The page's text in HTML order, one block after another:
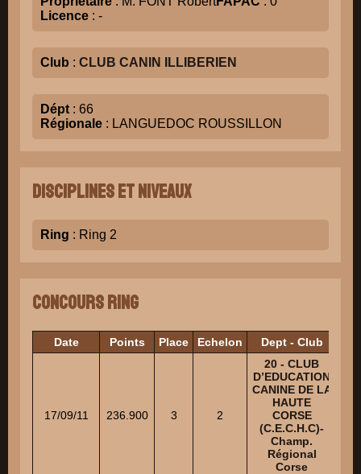
Licence : -
Club : CLUB CANIN ILLIBERIEN
Dépt : 66
Régionale : LANGUEDOC ROUSSILLON
Disciplines et niveaux
Ring : Ring 2
Concours Ring
Date Points Place Echelon Dept - Club
17/09/11 236.900 3 2
20 - CLUB
D’EDUCATION
CANINE DE LA
HAUTE
CORSE
(C.E.C.H.C)-
Champ.
Régional
Corse